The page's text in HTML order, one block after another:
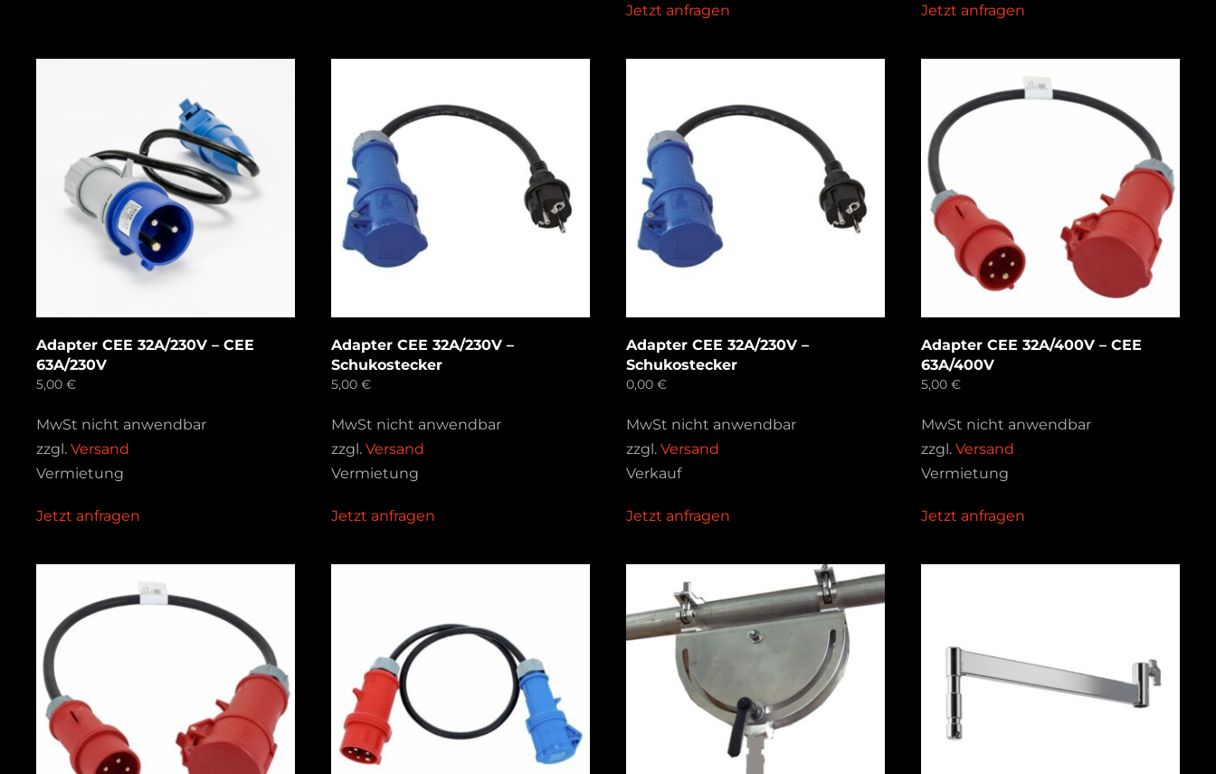
Jetzt anfragen Jetzt anfragen
Adapter CEE 32A/230V – CEE
63A/230V
5,00 €
MwSt nicht anwendbar
zzgl. Versand
Vermietung
Jetzt anfragen
Adapter CEE 32A/230V –
Schukostecker
5,00 €
MwSt nicht anwendbar
zzgl. Versand
Vermietung
Jetzt anfragen
Adapter CEE 32A/230V –
Schukostecker
0,00 €
MwSt nicht anwendbar
zzgl. Versand
Verkauf
Jetzt anfragen
Adapter CEE 32A/400V – CEE
63A/400V
5,00 €
MwSt nicht anwendbar
zzgl. Versand
Vermietung
Jetzt anfragen